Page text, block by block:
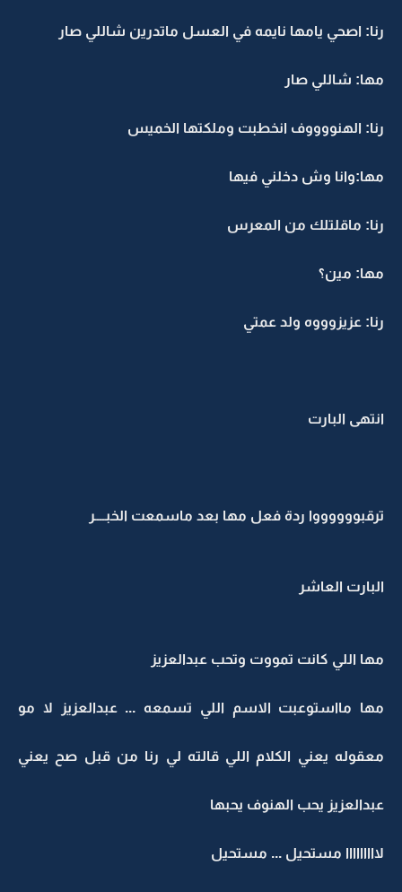
رنا: اصحي يامها نايمه في العسل ماتدرين شاللي صار
مها: شاللي صار
رنا: الهنووووف انخطبت وملكتها الخميس
مها:وانا وش دخلني فيها
رنا: ماقلتلك من المعرس
مها: مين؟
رنا: عزيزوووه ولد عمتي
انتهى البارت
ترقبووووووا ردة فعل مها بعد ماسمعت الخبــــر
البارت العاشر
مها اللي كانت تمووت وتحب عبدالعزيز
مها مااستوعبت الاسم اللي تسمعه ... عبدالعزيز لا مو
معقوله يعني الكلام اللي قالته لي رنا من قبل صح يعني
عبدالعزيز يحب الهنوف يحبها
لااااااااا مستحيل ... مستحيل